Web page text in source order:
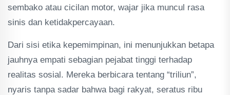
sembako atau cicilan motor, wajar jika muncul rasa
sinis dan ketidakpercayaan.
Dari sisi etika kepemimpinan, ini menunjukkan betapa
jauhnya empati sebagian pejabat tinggi terhadap
realitas sosial. Mereka berbicara tentang “triliun”,
nyaris tanpa sadar bahwa bagi rakyat, seratus ribu